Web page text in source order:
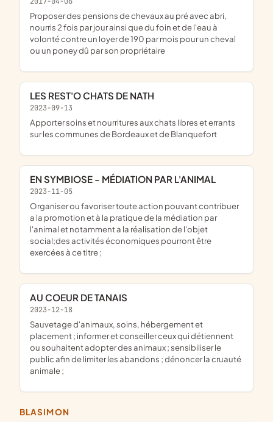
proposer des pensions de chevaux au pré avec abri,
nourris 2 fois par jour ainsi que du foin et de l'eau à
volonté contre un loyer de 190 par mois pour un cheval
ou un poney dû par son propriétaire
LES REST'O CHATS DE NATH
2023-09-13
apporter soins et nourritures aux chats libres et errants
sur les communes de Bordeaux et de Blanquefort
EN SYMBIOSE - MÉDIATION PAR L'ANIMAL
2023-11-05
organiser ou favoriser toute action pouvant contribuer
a la promotion et à la pratique de la médiation par
l'animal et notamment a la réalisation de l'objet
social;des activités économiques pourront être
exercées à ce titre ;
AU COEUR DE TANAIS
2023-12-18
sauvetage d'animaux, soins, hébergement et
placement ; informer et conseiller ceux qui détiennent
ou souhaitent adopter des animaux ; sensibiliser le
public afin de limiter les abandons ; dénoncer la cruauté
animale ;
BLASIMON